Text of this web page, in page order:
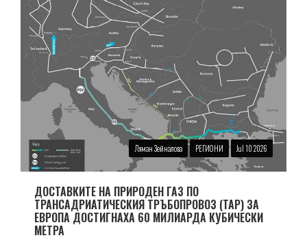
Ляман Зейналова РЕГИОНИ Jul 10 2026
ДОСТАВКИТЕ НА ПРИРОДЕН ГАЗ ПО
ТРАНСАДРИАТИЧЕСКИЯ ТРЪБОПРОВОЗ (TAP) ЗА
ЕВРОПА ДОСТИГНАХА 60 МИЛИАРДА КУБИЧЕСКИ
МЕТРА